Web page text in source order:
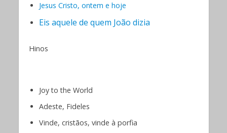
Jesus Cristo, ontem e hoje
Eis aquele de quem João dizia
Hinos
Joy to the World
Adeste, Fideles
Vinde, cristãos, vinde à porfia